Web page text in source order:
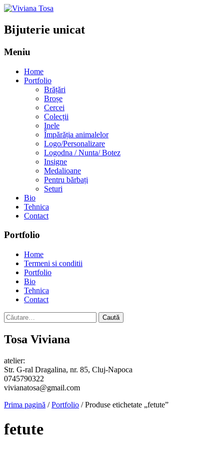
Bijuterie unicat
Meniu
Home
Portfolio
Brățări
Broșe
Cercei
Colecții
Inele
Împărăția animalelor
Logo/Personalizare
Logodna / Nunta/ Botez
Insigne
Medalioane
Pentru bărbați
Seturi
Bio
Tehnica
Contact
Portfolio
Home
Termeni si conditii
Portfolio
Bio
Tehnica
Contact
Caută
după:
Tosa Viviana
atelier:
Str. G-ral Dragalina, nr. 85, Cluj-Napoca
0745790322
vivianatosa@gmail.com
Prima pagină /Portfolio / Produse etichetate „fetute”
fetute